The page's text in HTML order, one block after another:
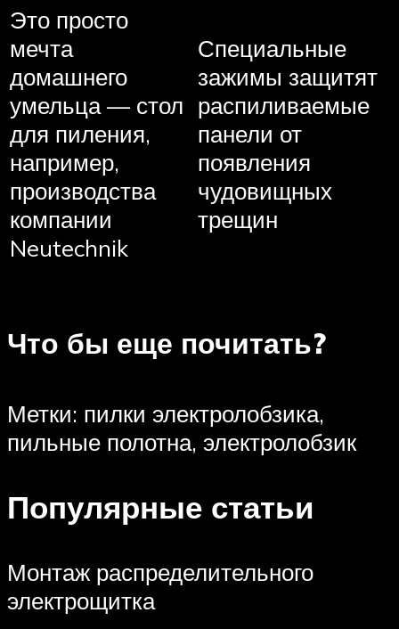
Это просто
мечта
домашнего
умельца — стол
для пиления,
например,
производства
компании
Neutechnik
Специальные
зажимы защитят
распиливаемые
панели от
появления
чудовищных
трещин
Что бы еще почитать?
Метки: пилки электролобзика,
пильные полотна, электролобзик
Популярные статьи
Монтаж распределительного
электрощитка